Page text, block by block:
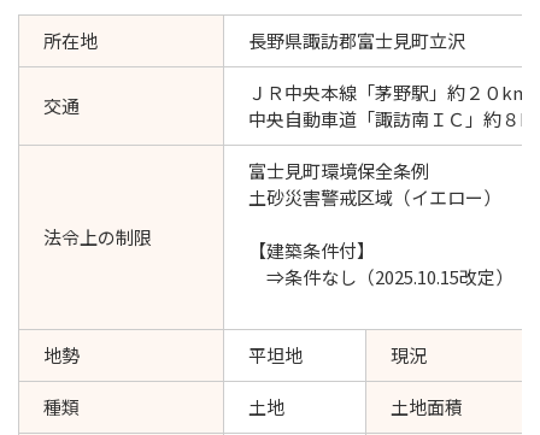
所在地 長野県諏訪郡富士見町立沢
交通
ＪＲ中央本線「茅野駅」約２０km
中央自動車道「諏訪南ＩＣ」約８
法令上の制限
富士見町環境保全条例
土砂災害警戒区域（イエロー）
【建築条件付】
⇒条件なし（2025.10.15改定）
地勢 平坦地 現況
種類 土地 土地面積